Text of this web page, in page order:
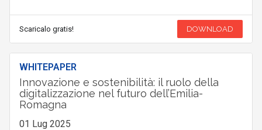
Scaricalo gratis! DOWNLOAD
WHITEPAPER
Innovazione e sostenibilità: il ruolo della
digitalizzazione nel futuro dell’Emilia-
Romagna
01 Lug 2025